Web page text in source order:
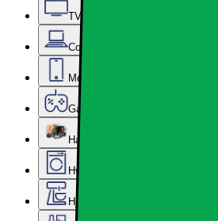
TV, Lyd & Smart Home
Computer & Kontor
Mobil, Tablet & Smartwatch
Gaming
Hardware
Hvidevarer
Hjem, Rengøring & Køkkenudstyr